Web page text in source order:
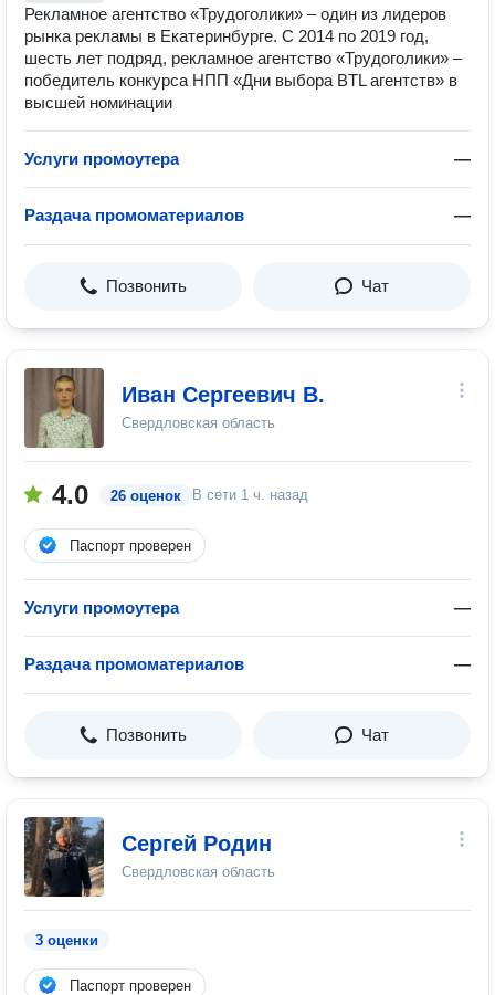
Рекламное агентство «Трудоголики» – один из лидеров
рынка рекламы в Екатеринбурге. С 2014 по 2019 год,
шесть лет подряд, рекламное агентство «Трудоголики» –
победитель конкурса НПП «Дни выбора BTL агентств» в
высшей номинации
Услуги промоутера —
Раздача промоматериалов —
Позвонить Чат
Иван Сергеевич В.
Свердловская область
4.0 26 оценок В сети 1 ч. назад
Паспорт проверен
Услуги промоутера —
Раздача промоматериалов —
Позвонить Чат
Сергей Родин
Свердловская область
3 оценки
Паспорт проверен